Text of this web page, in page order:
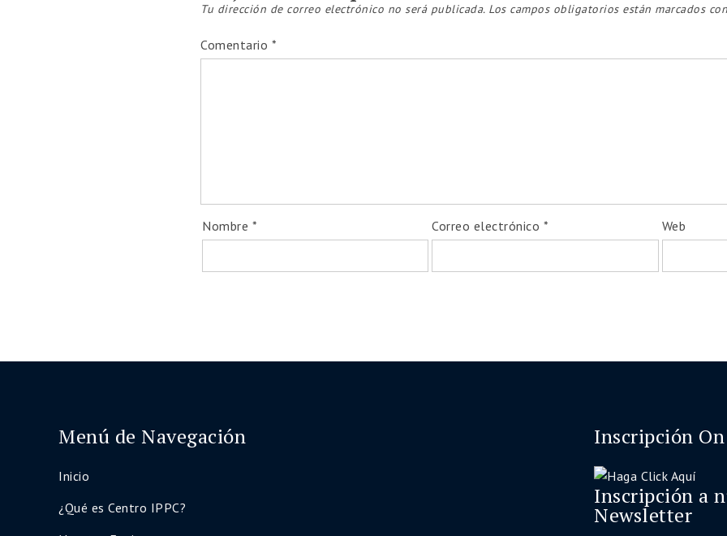
Tu dirección de correo electrónico no será publicada. Los campos obligatorios están marcados
Comentario *
Nombre * Correo electrónico * Web
Menú de Navegación
Inicio
¿Qué es Centro IPPC?
Inscripción
Inscripción a
Newsletter